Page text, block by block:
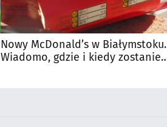
Nowy McDonald’s w Białymstoku.
Wiadomo, gdzie i kiedy zostanie